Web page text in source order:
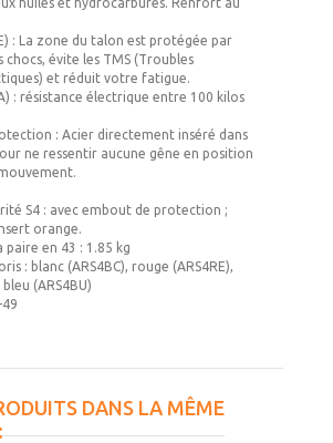
: La zone du talon est protégée par
chocs, évite les TMS (Troubles
et réduit votre fatigue.
: résistance électrique entre 100 kilos
: Acier directement inséré dans
ne ressentir aucune gêne en position
S4 : avec embout de protection ;
orange.
paire en 43 : 1.85 kg
: blanc (ARS4BC), rouge (ARS4RE),
(ARS4BU)
DANS LA MÊME